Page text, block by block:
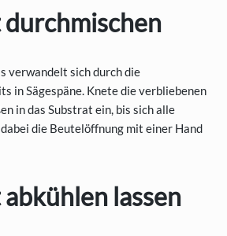
verwandelt sich durch die
in Sägespäne. Knete die verbliebenen
in das Substrat ein, bis sich alle
die Beutelöffnung mit einer Hand
lassen